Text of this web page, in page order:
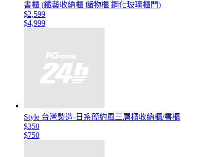
書櫃 (鐵藝收納櫃 儲物櫃 鋼化玻璃櫃門)
$2,599
$4,999
Style 台灣製造-日系簡約風三層櫃收納櫃/書櫃
$350
$750